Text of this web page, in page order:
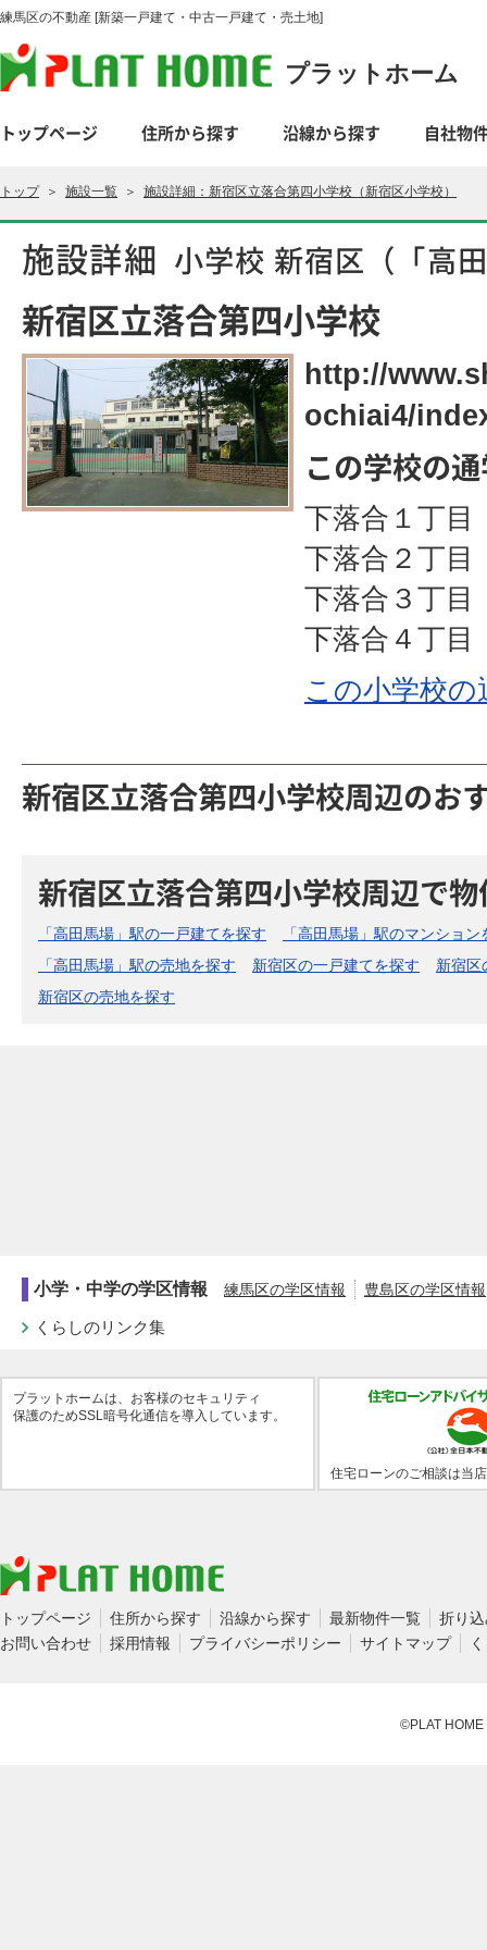
練馬区の不動産 [新築一戸建て・中古一戸建て・売土地]
プラットホーム
トップページ 住所から探す 沿線から探す 自社物
トップ＞ 施設一覧 ＞ 施設詳細：新宿区立落合第四小学校（新宿区小学校）
施設詳細 小学校 新宿区（「高
新宿区立落合第四小学校
http://
ochiai4/
この学校の
下落合１丁
下落合２丁
下落合３丁
下落合４丁
この小学校
新宿区立落合第四小学校周辺のお
新宿区立落合第四小学校周辺で
「高田馬場」駅の一戸建てを探す
「高田馬場」駅のマンション
「高田馬場」駅の売地を探す
新宿区の一戸建てを探す
新宿区
新宿区の売地を探す
小学・中学の学区情報 練馬区の学区情報 豊島区の学区情報
くらしのリンク集
プラットホームは、お客様のセキュリティ
保護のためSSL暗号化通信を導入しています。
住宅ローンのご相談は当
トップページ 住所から探す 沿線から探す 最新物件一覧
折り
お問い合わせ
採用情報 プライバシーポリシー サイトマップ
©PLAT HOME